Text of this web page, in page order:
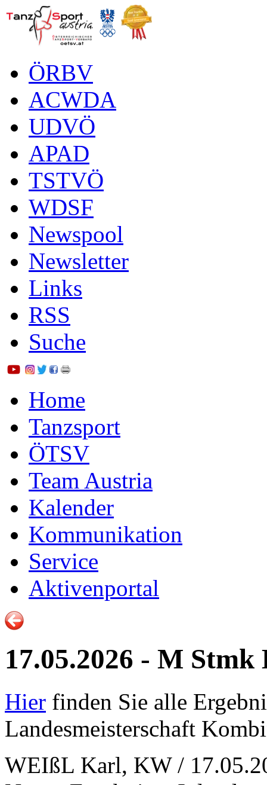
ÖRBV
ACWDA
UDVÖ
APAD
TSTVÖ
WDSF
Newspool
Newsletter
Links
RSS
Suche
Home
Tanzsport
ÖTSV
Team Austria
Kalender
Kommunikation
Service
Aktivenportal
17.05.2026 - M
Hier finden Sie alle
Landesmeisterschaft
WEIßL Karl, KW /